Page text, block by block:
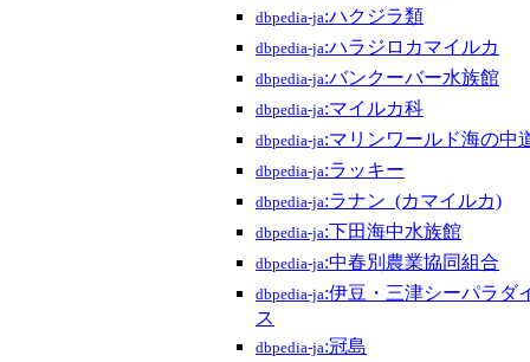
dbpedia-ja:ハクジラ類
dbpedia-ja:ハラジロカマイルカ
dbpedia-ja:バンクーバー水族館
dbpedia-ja:マイルカ科
dbpedia-ja:マリンワールド海の中
dbpedia-ja:ラッキー
dbpedia-ja:ラナン_(カマイルカ)
dbpedia-ja:下田海中水族館
dbpedia-ja:中春別農業協同組合
dbpedia-ja:伊豆・三津シーパラダ
ス
dbpedia-ja:冠島